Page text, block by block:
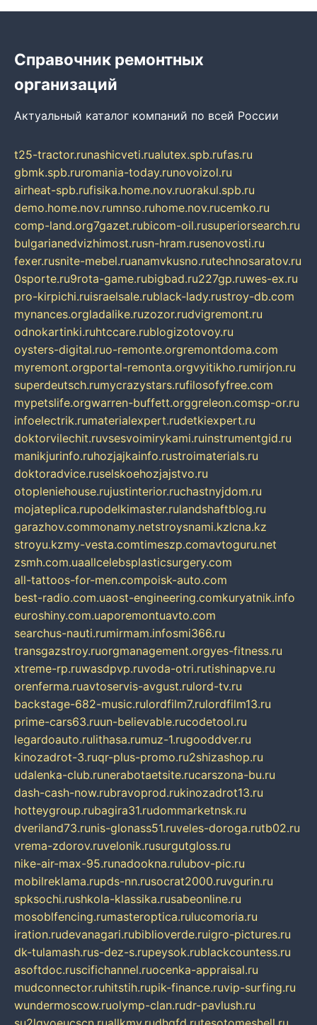
Справочник ремонтных
организаций
Актуальный каталог компаний по всей России
t25-tractor.runashicveti.rualutex.spb.rufas.ru
gbmk.spb.ruromania-today.runovoizol.ru
airheat-spb.rufisika.home.nov.ruorakul.spb.ru
demo.home.nov.rumnso.ruhome.nov.rucemko.ru
comp-land.org7gazet.rubicom-oil.rusuperiorsearch.ru
bulgarianedvizhimost.rusn-hram.rusenovosti.ru
fexer.rusnite-mebel.ruanamvkusno.rutechnosaratov.ru
0sporte.ru9rota-game.rubigbad.ru227gp.ruwes-ex.ru
pro-kirpichi.ruisraelsale.rublack-lady.rustroy-db.com
mynances.orgladalike.ruzozor.rudvigremont.ru
odnokartinki.ruhtccare.rublogizotovoy.ru
oysters-digital.ruo-remonte.orgremontdoma.com
myremont.orgportal-remonta.orgvyitikho.rumirjon.ru
superdeutsch.rumycrazystars.rufilosofyfree.com
mypetslife.orgwarren-buffett.orggreleon.comsp-or.ru
infoelectrik.rumaterialexpert.rudetkiexpert.ru
doktorvilechit.ruvsesvoimirykami.ruinstrumentgid.ru
manikjurinfo.ruhozjajkainfo.rustroimaterials.ru
doktoradvice.ruselskoehozjajstvo.ru
otopleniehouse.rujustinterior.ruchastnyjdom.ru
mojateplica.rupodelkimaster.rulandshaftblog.ru
garazhov.commonamy.netstroysnami.kzlcna.kz
stroyu.kzmy-vesta.comtimeszp.comavtoguru.net
zsmh.com.uaallcelebsplasticsurgery.com
all-tattoos-for-men.compoisk-auto.com
best-radio.com.uaost-engineering.comkuryatnik.info
euroshiny.com.uaporemontuavto.com
searchus-nauti.rumirmam.infosmi366.ru
transgazstroy.ruorgmanagement.orgyes-fitness.ru
xtreme-rp.ruwasdpvp.ruvoda-otri.rutishinapve.ru
orenferma.ruavtoservis-avgust.rulord-tv.ru
backstage-682-music.rulordfilm7.rulordfilm13.ru
prime-cars63.ruun-believable.rucodetool.ru
legardoauto.rulithasa.rumuz-1.rugooddver.ru
kinozadrot-3.ruqr-plus-promo.ru2shizashop.ru
udalenka-club.runerabotaetsite.rucarszona-bu.ru
dash-cash-now.rubravoprod.rukinozadrot13.ru
hotteygroup.rubagira31.rudommarketnsk.ru
dveriland73.runis-glonass51.ruveles-doroga.rutb02.ru
vrema-zdorov.ruvelonik.rusurgutgloss.ru
nike-air-max-95.runadookna.rulubov-pic.ru
mobilreklama.rupds-nn.rusocrat2000.ruvgurin.ru
spksochi.rushkola-klassika.rusabeonline.ru
mosoblfencing.rumasteroptica.rulucomoria.ru
iration.rudevanagari.rubiblioverde.ruigro-pictures.ru
dk-tulamash.rus-dez-s.rupeysok.rublackcountess.ru
asoftdoc.ruscifichannel.ruocenka-appraisal.ru
mudconnector.ruhitstih.rupik-finance.ruvip-surfing.ru
wundermoscow.ruolymp-clan.rudr-pavlush.ru